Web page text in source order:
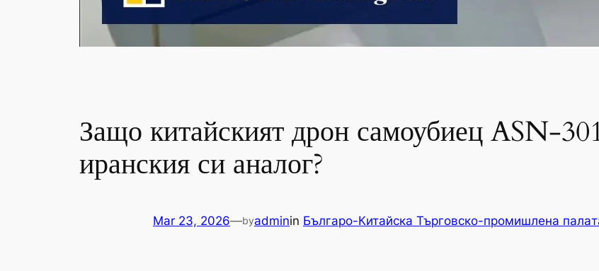
Защо китайският дрон самоубиец ASN-
иранския си аналог?
Mar 23, 2026—byadminin Българо-Китайска Търговско-промишлена